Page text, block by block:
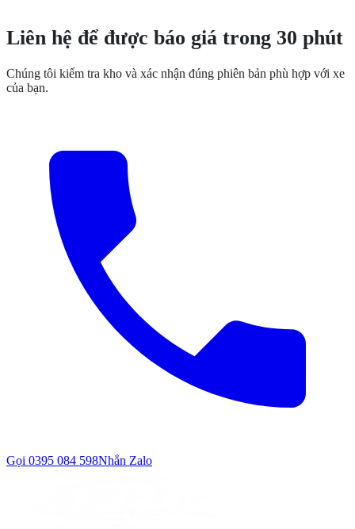
Liên hệ để được báo giá trong 30 phút
Chúng tôi kiểm tra kho và xác nhận đúng phiên bản phù hợp với xe
của bạn.
Gọi 0395 084 598Nhắn Zalo